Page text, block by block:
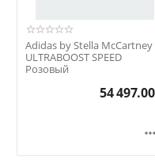
Adidas by Stella McCartney
ULTRABOOST SPEED
Розовый
54 497.00
